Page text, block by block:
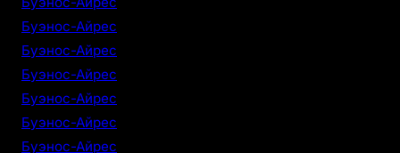
Буэнос-Айрес
Буэнос-Айрес
Буэнос-Айрес
Буэнос-Айрес
Буэнос-Айрес
Буэнос-Айрес